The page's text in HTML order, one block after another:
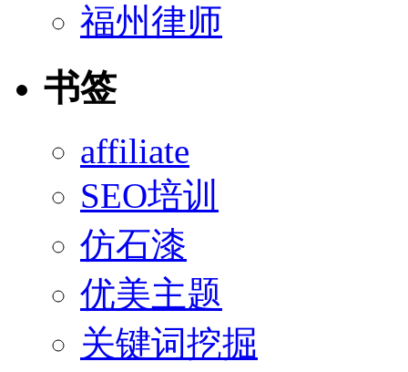
福州律师
书签
affiliate
SEO培训
仿石漆
优美主题
关键词挖掘